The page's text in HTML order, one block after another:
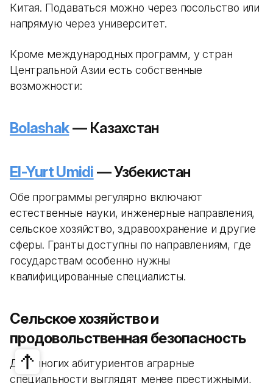
Китая. Подаваться можно через посольство или
напрямую через университет.
Кроме международных программ, у стран
Центральной Азии есть собственные
возможности:
Bolashak— Казахстан
El-Yurt Umidi — Узбекистан
Обе программы регулярно включают
естественные науки, инженерные направления,
сельское хозяйство, здравоохранение и другие
сферы. Гранты доступны по направлениям, где
государствам особенно нужны
квалифицированные специалисты.
Сельское хозяйство и
продовольственная безопасность
Для многих абитуриентов аграрные
специальности выглядят менее престижными,